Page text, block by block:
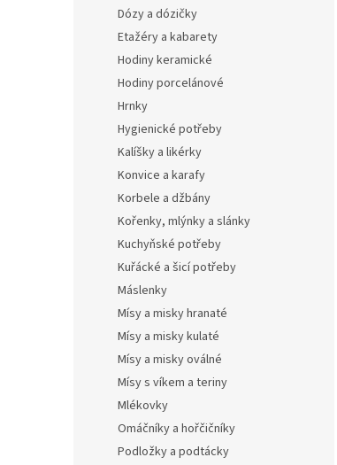
Dózy a dózičky
Etažéry a kabarety
Hodiny keramické
Hodiny porcelánové
Hrnky
Hygienické potřeby
Kalíšky a likérky
Konvice a karafy
Korbele a džbány
Kořenky, mlýnky a slánky
Kuchyňské potřeby
Kuřácké a šicí potřeby
Máslenky
Mísy a misky hranaté
Mísy a misky kulaté
Mísy a misky oválné
Mísy s víkem a teriny
Mlékovky
Omáčníky a hořčičníky
Podložky a podtácky